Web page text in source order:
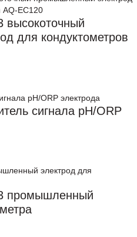
высокоточный
для кондуктометров
сигнала pH/ORP
промышленный